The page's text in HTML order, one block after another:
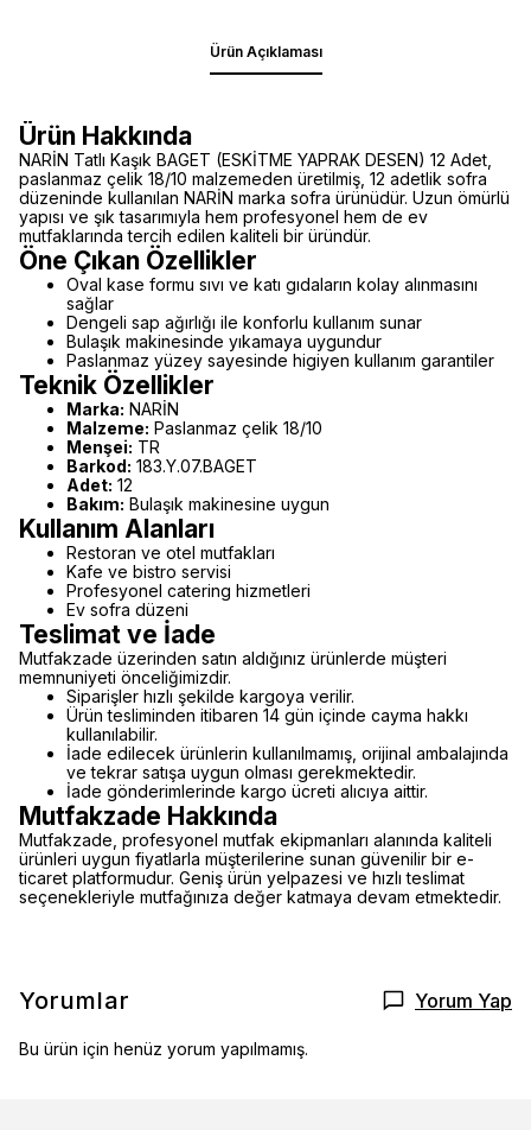
Ürün Açıklaması
Ürün Hakkında
NARİN Tatlı Kaşık BAGET (ESKİTME YAPRAK DESEN) 12 Adet,
paslanmaz çelik 18/10 malzemeden üretilmiş, 12 adetlik sofra
düzeninde kullanılan NARİN marka sofra ürünüdür. Uzun ömürlü
yapısı ve şık tasarımıyla hem profesyonel hem de ev
mutfaklarında tercih edilen kaliteli bir üründür.
Öne Çıkan Özellikler
Oval kase formu sıvı ve katı gıdaların kolay alınmasını
sağlar
Dengeli sap ağırlığı ile konforlu kullanım sunar
Bulaşık makinesinde yıkamaya uygundur
Paslanmaz yüzey sayesinde higiyen kullanım garantiler
Teknik Özellikler
Marka: NARİN
Malzeme: Paslanmaz çelik 18/10
Menşei: TR
Barkod: 183.Y.07.BAGET
Adet: 12
Bakım: Bulaşık makinesine uygun
Kullanım Alanları
Restoran ve otel mutfakları
Kafe ve bistro servisi
Profesyonel catering hizmetleri
Ev sofra düzeni
Teslimat ve İade
Mutfakzade üzerinden satın aldığınız ürünlerde müşteri
memnuniyeti önceliğimizdir.
Siparişler hızlı şekilde kargoya verilir.
Ürün tesliminden itibaren 14 gün içinde cayma hakkı
kullanılabilir.
İade edilecek ürünlerin kullanılmamış, orijinal ambalajında
ve tekrar satışa uygun olması gerekmektedir.
İade gönderimlerinde kargo ücreti alıcıya aittir.
Mutfakzade Hakkında
Mutfakzade, profesyonel mutfak ekipmanları alanında kaliteli
ürünleri uygun fiyatlarla müşterilerine sunan güvenilir bir e-
ticaret platformudur. Geniş ürün yelpazesi ve hızlı teslimat
seçenekleriyle mutfağınıza değer katmaya devam etmektedir.
Yorumlar Yorum Yap
Bu ürün için henüz yorum yapılmamış.